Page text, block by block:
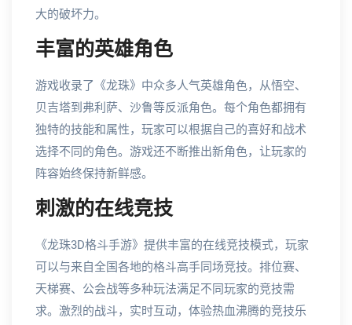
大的破坏力。
丰富的英雄角色
游戏收录了《龙珠》中众多人气英雄角色，从悟空、
贝吉塔到弗利萨、沙鲁等反派角色。每个角色都拥有
独特的技能和属性，玩家可以根据自己的喜好和战术
选择不同的角色。游戏还不断推出新角色，让玩家的
阵容始终保持新鲜感。
刺激的在线竞技
《龙珠3D格斗手游》提供丰富的在线竞技模式，玩家
可以与来自全国各地的格斗高手同场竞技。排位赛、
天梯赛、公会战等多种玩法满足不同玩家的竞技需
求。激烈的战斗，实时互动，体验热血沸腾的竞技乐